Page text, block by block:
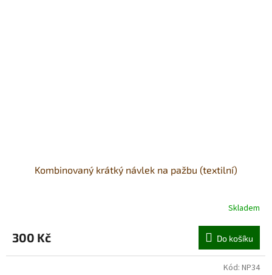
Kombinovaný krátký návlek na pažbu (textilní)
Skladem
300 Kč Do košíku
Kód: NP34